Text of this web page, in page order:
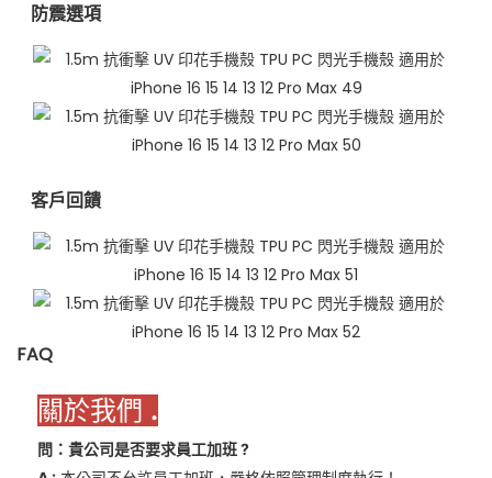
防震選項
客戶回饋
FAQ
關於我們 .
問：貴公司是否要求員工加班?